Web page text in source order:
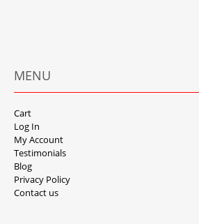
MENU
Cart
Log In
My Account
Testimonials
Blog
Privacy Policy
Contact us